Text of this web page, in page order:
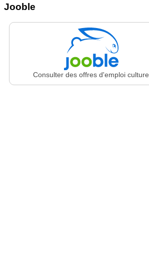
Jooble
Consulter des offres d'emploi culture